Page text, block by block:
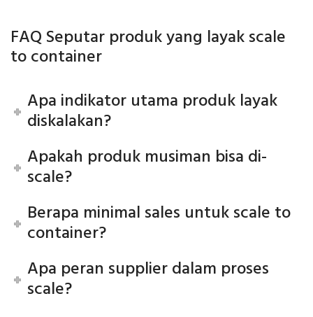
FAQ Seputar produk yang layak scale
to container
Apa indikator utama produk layak
diskalakan?
Apakah produk musiman bisa di-
scale?
Berapa minimal sales untuk scale to
container?
Apa peran supplier dalam proses
scale?